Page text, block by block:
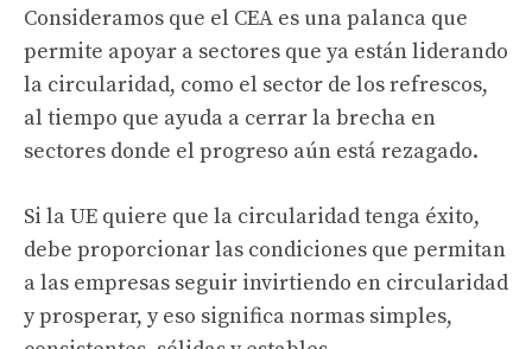
Consideramos que el CEA es una palanca que
permite apoyar a sectores que ya están liderando
la circularidad, como el sector de los refrescos,
al tiempo que ayuda a cerrar la brecha en
sectores donde el progreso aún está rezagado.
Si la UE quiere que la circularidad tenga éxito,
debe proporcionar las condiciones que permitan
a las empresas seguir invirtiendo en circularidad
y prosperar, y eso significa normas simples,